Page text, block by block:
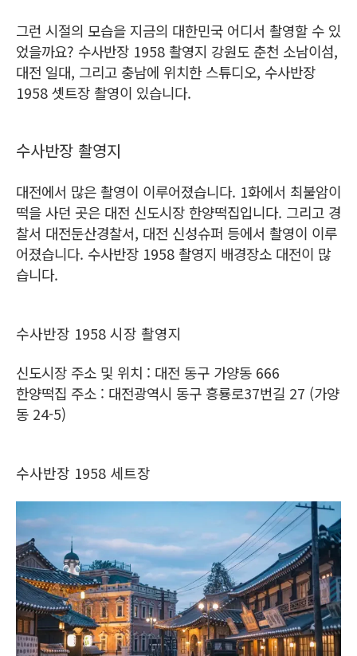
그런 시절의 모습을 지금의 대한민국 어디서 촬영할 수 있
었을까요? 수사반장 1958 촬영지 강원도 춘천 소남이섬,
대전 일대, 그리고 충남에 위치한 스튜디오, 수사반장
1958 셋트장 촬영이 있습니다.
수사반장 촬영지
대전에서 많은 촬영이 이루어졌습니다. 1화에서 최불암이
떡을 사던 곳은 대전 신도시장 한양떡집입니다. 그리고 경
찰서 대전둔산경찰서, 대전 신성슈퍼 등에서 촬영이 이루
어졌습니다. 수사반장 1958 촬영지 배경장소 대전이 많
습니다.
수사반장 1958 시장 촬영지
신도시장 주소 및 위치 : 대전 동구 가양동 666
한양떡집 주소 : 대전광역시 동구 흥룡로37번길 27 (가양
동 24-5)
수사반장 1958 세트장